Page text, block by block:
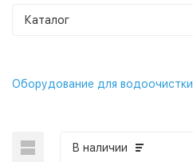
Каталог
Оборудование для водоочистки
В наличии